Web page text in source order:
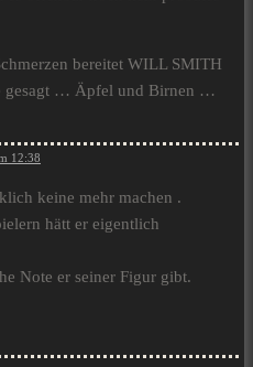
bereitet WILL SMITH
gesagt … Äpfel und Birnen …
12:38
keine mehr machen .
hätt er eigentlich
Note er seiner Figur gibt.